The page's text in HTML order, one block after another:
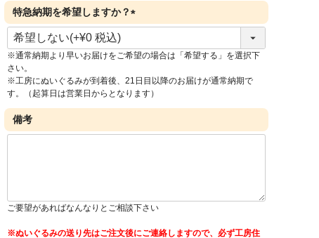
特急納期を希望しますか？
(
須
※通常納期より早いお届けをご希望の場合は「希望する」を選択下
さい。
※工房にぬいぐるみが到着後、21日目以降のお届けが通常納期で
す。（起算日は営業日からとなります）
備考
ご要望があればなんなりとご相談下さい
※ぬいぐるみの送り先はご注文後にご連絡しますので、必ず工房住